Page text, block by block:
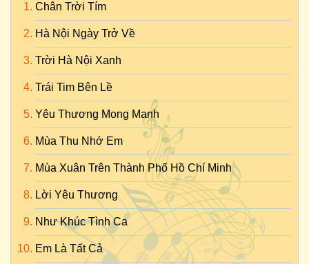
Chân Trời Tím
Hà Nội Ngày Trở Về
Trời Hà Nội Xanh
Trái Tim Bên Lề
Yêu Thương Mong Manh
Mùa Thu Nhớ Em
Mùa Xuân Trên Thành Phố Hồ Chí Minh
Lời Yêu Thương
Như Khúc Tình Ca
Em Là Tất Cả